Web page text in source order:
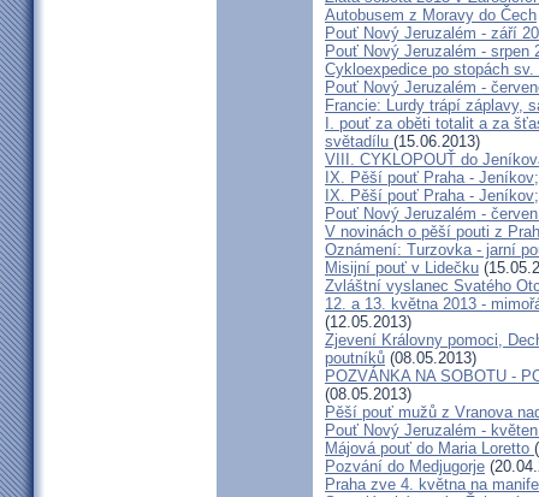
Autobusem z Moravy do Čech
Pouť Nový Jeruzalém - září
Pouť Nový Jeruzalém - srpen
Cykloexpedice po stopách
Pouť Nový Jeruzalém -
Francie: Lurdy trápí záplavy,
I. pouť za oběti totalit a za
světadílu (15.06.2013)
VIII. CYKLOPOUŤ do
IX. Pěší pouť Praha -
IX. Pěší pouť Praha -
Pouť Nový Jeruzalém -
V novinách o pěší pouti z
Oznámení: Turzovka - jarní
Misijní pouť v Lidečku
Zvláštní vyslanec Svatého
12. a 13. května 2013 -
(12.05.2013)
Zjevení Královny pomoci,
poutníků (08.05.2013)
POZVÁNKA NA SOBOTU -
(08.05.2013)
Pěší pouť mužů z Vranova
Pouť Nový Jeruzalém -
Májová pouť do Maria Loretto
Pozvání do Medjugorje
Praha zve 4. května na